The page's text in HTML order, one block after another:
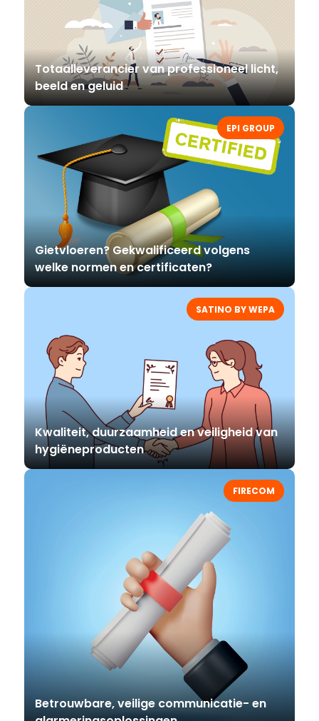
Totaalleverancier van professioneel licht,
beeld en geluid
EPI GROUP
Gietvloeren? Gekwalificeerd volgens
welke normen en certificaten?
SATINO BY WEPA
Kwaliteit, duurzaamheid en veiligheid van
hygiëneproducten
FIRECOM
Betrouwbare, veilige communicatie- en